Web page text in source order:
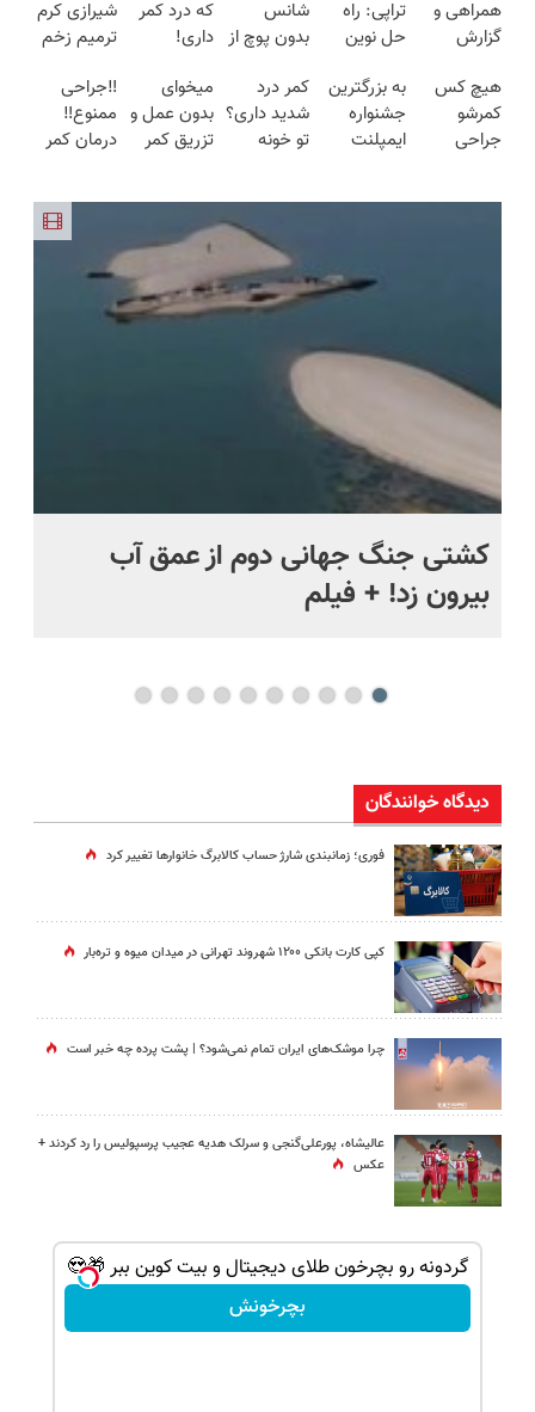
همراهی و
گزارش
گروه اسنپ
در ۱۴۰۴
تراپی: راه
حل نوین
در منزل
شما
شانس
بدون پوچ از
بیت کوین
🔥
که درد کمر
داری!
رو پر کن◖
شیرازی کرم
ترمیم زخم
ساخت!!!
هیچ کس
کمرشو
جراحی
به بزرگترین
جشنواره
ایمپلنت
کمر درد
شدید داری؟
تو خونه
میخوای
بدون عمل و
تزریق کمر
رو پرکن
‼️جراحی
ممنوع‼️
درمان کمر
دوره نقاهت
کشتی‌ جنگ جهانی دوم از عمق آب
بیرون زد! + فیلم
دیدگاه خوانندگان
فوری؛ زمانبندی‌ شارژ حساب کالابرگ خانوارها تغییر کرد
کپی کارت بانکی ۱۲۰۰ شهروند تهرانی در میدان میوه و تره‌بار
چرا موشک‌های ایران تمام نمی‌شود؟ | پشت پرده چه خبر است
عالیشاه، پورعلی‌گنجی و سرلک هدیه عجیب پرسپولیس را رد کردند +
عکس
گردونه رو بچرخون طلای دیجیتال و بیت کوین ببر 🎁😍
بچرخونش